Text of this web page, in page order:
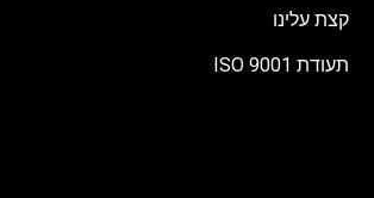
קצת עלינו
תעודת ISO 9001